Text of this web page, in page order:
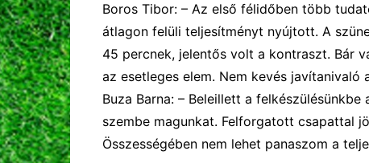
Boros Tibor: – Az első félidőben több
átlagon felüli teljesítményt nyújtott. A
45 percnek, jelentős volt a kontraszt. Bár
az esetleges elem. Nem kevés javítanivaló
Buza Barna: – Beleillett a
szembe magunkat. Felforgatott csapattal
Összességében nem lehet panaszom a